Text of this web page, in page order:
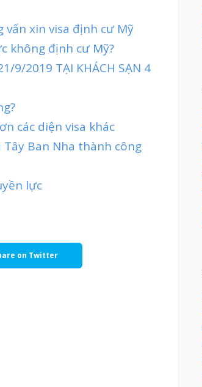
xin visa định cư Mỹ
không định cư Mỹ?
9/2019 TẠI KHÁCH SẠN 4
các diện visa khác
Ban Nha thành công
lực
on Twitter